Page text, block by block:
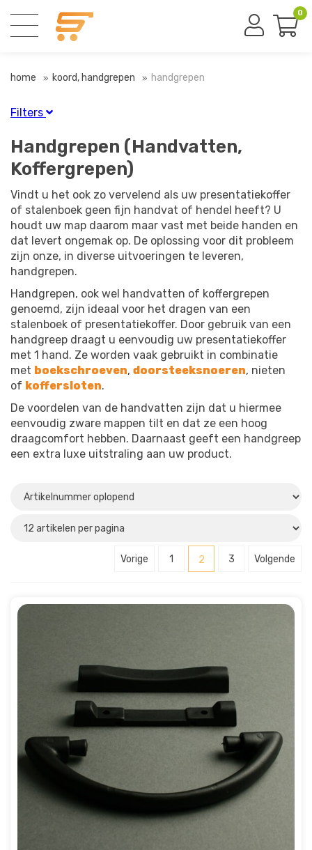
0
home koord, handgrepen handgrepen
Filters
Finish
Blauw (1)
Grijs (1)
Vernikkeld(4)
Wit(9)
Zwart(15)
Materiaal
Kunststof (26)
Metaal (4)
Handgrepen (Handvatten,
Koffergrepen)
Vindt u het ook zo vervelend als uw presentatiekoffer
of stalenboek geen fijn handvat of hendel heeft? U
houdt uw map daarom maar vast met beide handen en
dat levert ongemak op. De oplossing voor dit probleem
zijn onze, in diverse uitvoeringen te leveren,
handgrepen.
Handgrepen, ook wel handvatten of koffergrepen
genoemd, zijn ideaal voor het dragen van een
stalenboek of presentatiekoffer. Door gebruik van een
handgreep draagt u eenvoudig uw presentatiekoffer
met 1 hand. Ze worden vaak gebruikt in combinatie
met boekschroeven, doorsteeksnoeren, nieten
of koffersloten.
De voordelen van de handvatten zijn dat u hiermee
eenvoudig zware mappen tilt en dat ze een hoog
draagcomfort hebben. Daarnaast geeft een handgreep
een extra luxe uitstraling aan uw product.
Vorige 1 2 3 Volgende